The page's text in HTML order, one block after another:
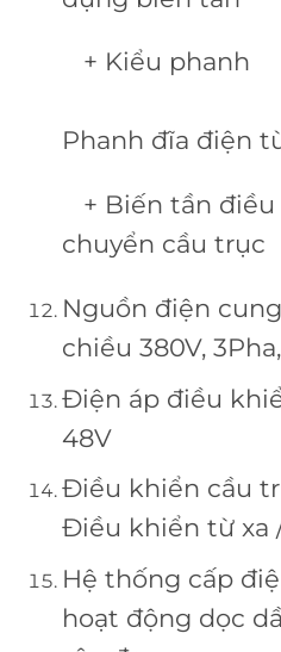
+ Kiểu phanh
Phanh đĩa điện
+ Biến tần điều
chuyển
Nguồn điện
chiều 380V,
Điện áp điều
48V
Điều khiển cầu
Điều khiển từ xa
Hệ thống cấp
hoạt động dọc